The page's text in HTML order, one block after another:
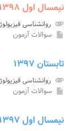
نیمسال اول ۱۳۹۸-۱۳۹۷
attachment
insert_drive_file سوالات آزمون
تابستان ۱۳۹۷
attachment
insert_drive_file سوالات آزمون
نیمسال اول ۱۳۹۷-۱۳۹۶